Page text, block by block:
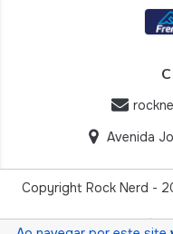
Avenida
Copyright Rock Nerd -